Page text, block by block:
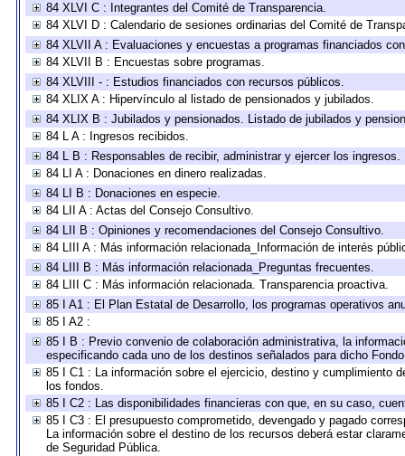
84 XLVI C : Integrantes del Comité de Transparencia.
84 XLVI D : Calendario de sesiones ordinarias del Comité de
84 XLVII A : Evaluaciones y encuestas a programas financiados
84 XLVII B : Encuestas sobre programas.
84 XLVIII - : Estudios financiados con recursos públicos.
84 XLIX A : Hipervínculo al listado de pensionados y jubilados.
84 XLIX B : Jubilados y pensionados. Listado de jubilados y
84 L A : Ingresos recibidos.
84 L B : Responsables de recibir, administrar y ejercer los ingresos.
84 LI A : Donaciones en dinero realizadas.
84 LI B : Donaciones en especie.
84 LII A : Actas del Consejo Consultivo.
84 LII B : Opiniones y recomendaciones del Consejo Consultivo.
84 LIII A : Más información relacionada_Información de interés
84 LIII B : Más información relacionada_Preguntas frecuentes.
84 LIII C : Más información relacionada. Transparencia proactiva.
85 I A1 : El Plan Estatal de Desarrollo, los programas operativos
85 I A2 :
85 I B : Previo convenio de colaboración administrativa, la
especificando cada uno de los destinos señalados para dicho
85 I C1 : La información sobre el ejercicio, destino y cumplimiento
los fondos.
85 I C2 : Las disponibilidades financieras con que, en su caso,
85 I C3 : El presupuesto comprometido, devengado y pagado
La información sobre el destino de los recursos deberá estar
de Seguridad Pública.